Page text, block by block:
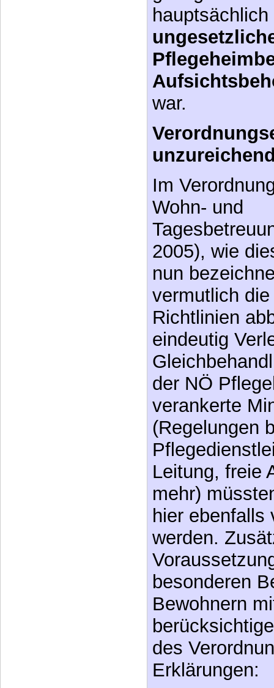
war.
Im
Wohn- und
2005), wie
nun
vermutlich
Richtlinien
eindeutig
der NÖ
verankerte
(Regelungen
Leitung, freie
mehr)
hier ebenfalls
werden.
besonderen
Bewohnern
des
Erklärungen: